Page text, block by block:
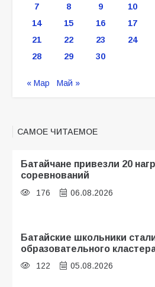
7
8 9 10
14
15 16 17
21
22 23 24
28
29 30
« Мар Май »
САМОЕ ЧИТАЕМОЕ
Батайчане привезли 20
соревнований
176 06.08.2026
Батайские школьники
образовательного
122 05.08.2026